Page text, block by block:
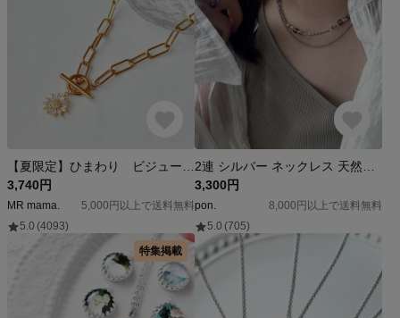
3,740円
MR mama.
5,000円以上で送料無料
5.0 (4093)
3,300円
pon.
8,000円以上で送料無料
5.0 (705)
特集掲載